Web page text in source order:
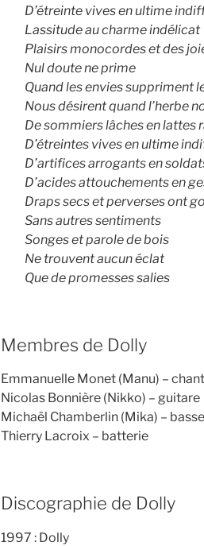
D’étreinte vives en ultime
Lassitude au charme indélicat
Plaisirs monocordes et des
Nul doute ne prime
Quand les envies suppriment
Nous désirent quand l’herbe
De sommiers lâches en lattes
D’étreintes vives en ultime
D’artifices arrogants en
D’acides attouchements en
Draps secs et perverses ont
Sans autres sentiments
Songes et parole de bois
Ne trouvent aucun éclat
Que de promesses salies
Membres de Dolly
Emmanuelle Monet (Manu) –
Nicolas Bonnière (Nikko) – guitare
Michaël Chamberlin (Mika) – basse
Thierry Lacroix – batterie
Discographie de Dolly
1997 : Dolly